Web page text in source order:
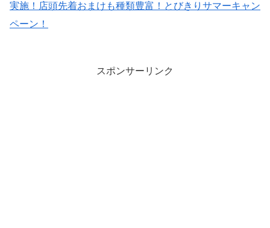
実施！店頭先着おまけも種類豊富！とびきりサマーキャン
ペーン！
スポンサーリンク